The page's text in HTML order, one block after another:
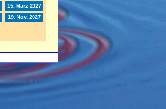
15. März 2027
19. Nov. 2027